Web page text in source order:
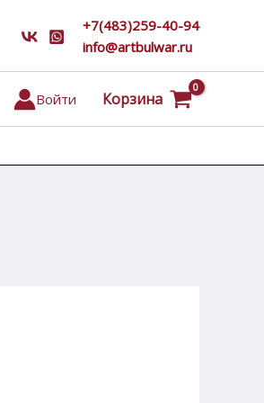
+7(483)259-40-94
info@artbulwar.ru
Войти Корзина